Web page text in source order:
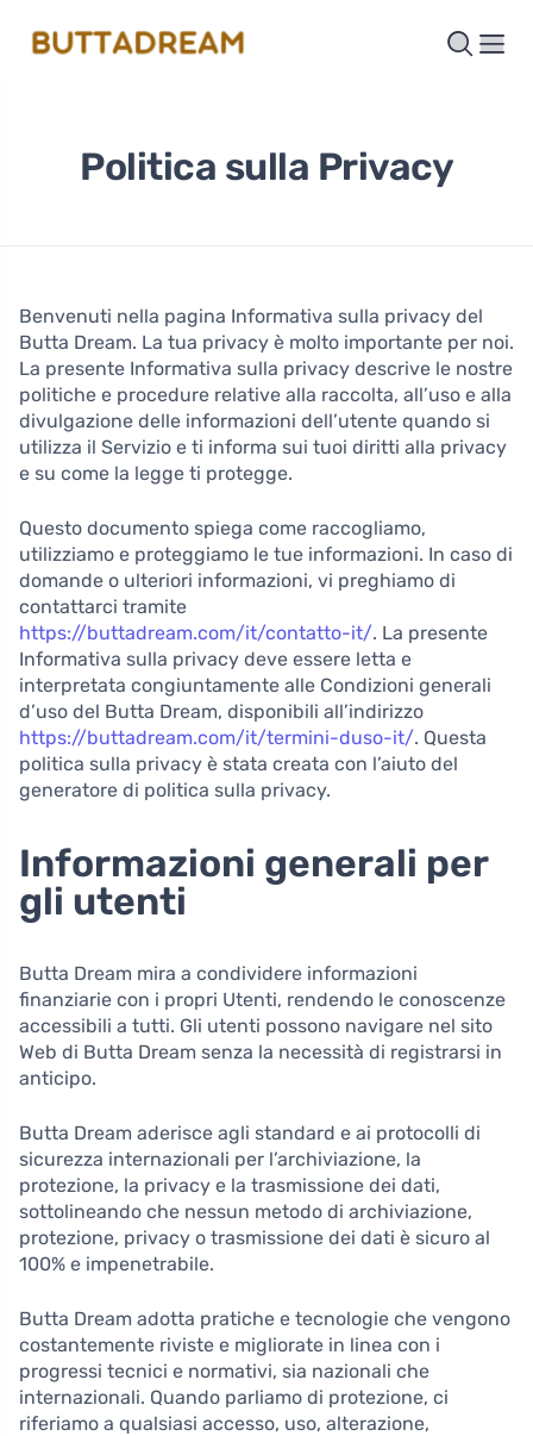
Politica sulla Privacy
Benvenuti nella pagina Informativa sulla privacy del
Butta Dream. La tua privacy è molto importante per noi.
La presente Informativa sulla privacy descrive le nostre
politiche e procedure relative alla raccolta, all’uso e alla
divulgazione delle informazioni dell’utente quando si
utilizza il Servizio e ti informa sui tuoi diritti alla privacy
e su come la legge ti protegge.
Questo documento spiega come raccogliamo,
utilizziamo e proteggiamo le tue informazioni. In caso di
domande o ulteriori informazioni, vi preghiamo di
contattarci tramite
https://buttadream.com/it/contatto-it/. La presente
Informativa sulla privacy deve essere letta e
interpretata congiuntamente alle Condizioni generali
d’uso del Butta Dream, disponibili all’indirizzo
https://buttadream.com/it/termini-duso-it/. Questa
politica sulla privacy è stata creata con l’aiuto del
generatore di politica sulla privacy.
Informazioni generali per
gli utenti
Butta Dream mira a condividere informazioni
finanziarie con i propri Utenti, rendendo le conoscenze
accessibili a tutti. Gli utenti possono navigare nel sito
Web di Butta Dream senza la necessità di registrarsi in
anticipo.
Butta Dream aderisce agli standard e ai protocolli di
sicurezza internazionali per l’archiviazione, la
protezione, la privacy e la trasmissione dei dati,
sottolineando che nessun metodo di archiviazione,
protezione, privacy o trasmissione dei dati è sicuro al
100% e impenetrabile.
Butta Dream adotta pratiche e tecnologie che vengono
costantemente riviste e migliorate in linea con i
progressi tecnici e normativi, sia nazionali che
internazionali. Quando parliamo di protezione, ci
riferiamo a qualsiasi accesso, uso, alterazione,